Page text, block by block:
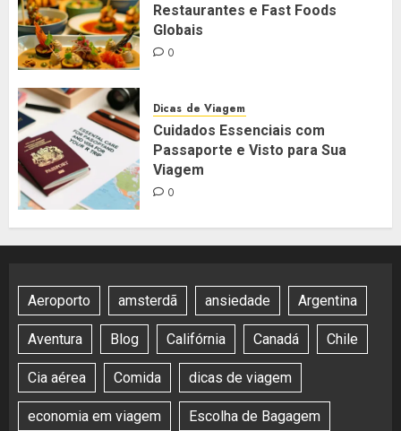
Restaurantes e Fast Foods
Globais
0
Dicas de Viagem
Cuidados Essenciais com
Passaporte e Visto para Sua
Viagem
0
Aeroporto amsterdã ansiedade Argentina
Aventura Blog Califórnia Canadá Chile
Cia aérea Comida dicas de viagem
economia em viagem Escolha de Bagagem